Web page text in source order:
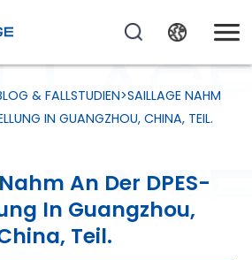
& FALLSTUDIEN>SAILLAGE NAHM
IN GUANGZHOU, CHINA, TEIL.
Nahm An Der DPES-
In Guangzhou,
Teil.